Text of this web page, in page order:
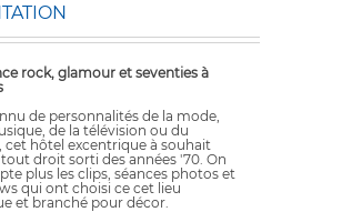
rock, glamour et seventies à
de personnalités de la mode,
de la télévision ou du
cet hôtel excentrique à souhait
droit sorti des années '70. On
plus les clips, séances photos et
qui ont choisi ce cet lieu
et branché pour décor.